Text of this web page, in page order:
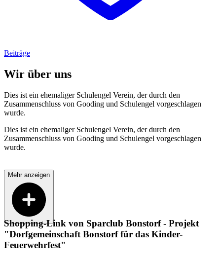
Beiträge
Wir über uns
Dies ist ein ehemaliger Schulengel Verein, der durch den
Zusammenschluss von Gooding und Schulengel vorgeschlagen
wurde.
Dies ist ein ehemaliger Schulengel Verein, der durch den
Zusammenschluss von Gooding und Schulengel vorgeschlagen
wurde.
Mehr anzeigen
Shopping-Link von Sparclub Bonstorf - Projekt
"Dorfgemeinschaft Bonstorf für das Kinder-
Feuerwehrfest"